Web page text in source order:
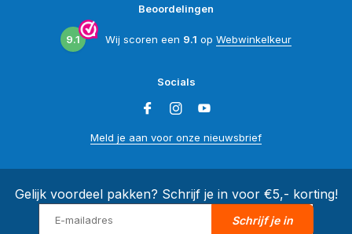
Beoordelingen
9.1 Wij scoren een 9.1 op Webwinkelkeur
Socials
Meld je aan voor onze nieuwsbrief
Gelijk voordeel pakken? Schrijf je in voor €5,- korting!
Schrijf je in